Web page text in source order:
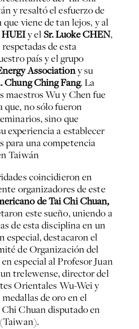
y resaltó el esfuerzo de
que viene de tan lejos, y al
HUEIy elSr. Luoke CHEN,
de esta
país y el grupo
Associationy su
Chung Ching Fang. La
maestros Wu y Chen fue
que, no sólo fueron
sino que
experiencia a establecer
para una competencia
Taiwán
coincidieron en
organizadores de este
de Tai Chi Chuan,
este sueño, uniendo a
de esta disciplina en un
especial, destacaron el
de Organización del
especial al Profesor Juan
trelewense, director del
Orientales Wu-Wei y
de oro en el
Chuan disputado en